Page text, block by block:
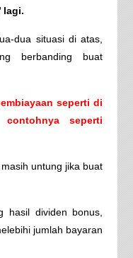
lagi.
dua situasi di atas,
berbanding buat
seperti di
seperti
untung jika buat
hasil dividen bonus,
jumlah bayaran